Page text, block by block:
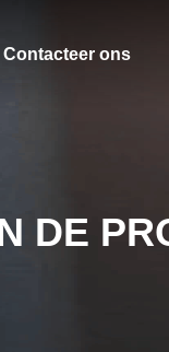
Contacteer ons
DE